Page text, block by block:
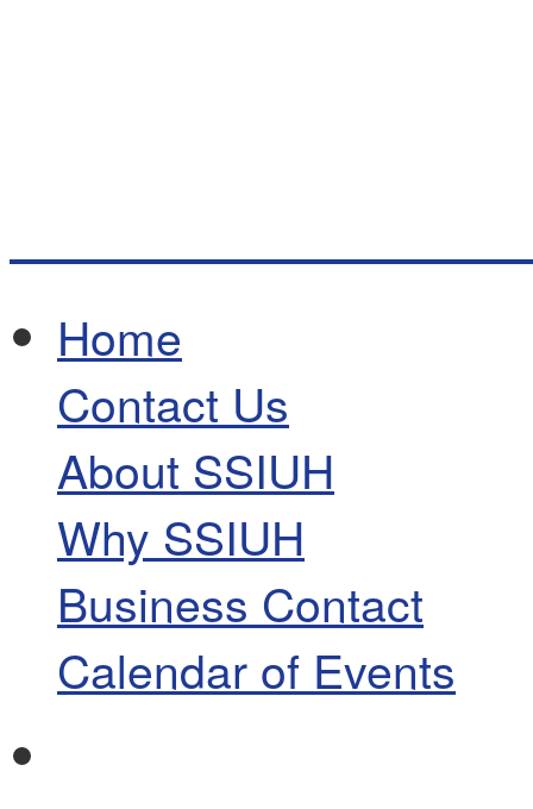
Home
Contact Us
About SSIUH
Why SSIUH
Business Contact
Calendar of Events